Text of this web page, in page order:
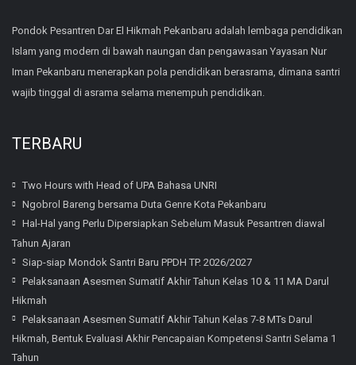
Pondok Pesantren Dar El Hikmah Pekanbaru adalah lembaga pendidikan
Islam yang modern di bawah naungan dan pengawasan Yayasan Nur
Iman Pekanbaru menerapkan pola pendidikan berasrama, dimana santri
wajib tinggal di asrama selama menempuh pendidikan.
TERBARU
Two Hours with Head of UPA Bahasa UNRI
Ngobrol Bareng bersama Duta Genre Kota Pekanbaru
Hal-Hal yang Perlu Dipersiapkan Sebelum Masuk Pesantren diawal
Tahun Ajaran
Siap-siap Mondok Santri Baru PPDH TP. 2026/2027
Pelaksanaan Asesmen Sumatif Akhir Tahun Kelas 10 & 11 MA Darul
Hikmah
Pelaksanaan Asesmen Sumatif Akhir Tahun Kelas 7-8 MTs Darul
Hikmah, Bentuk Evaluasi Akhir Pencapaian Kompetensi Santri Selama 1
Tahun